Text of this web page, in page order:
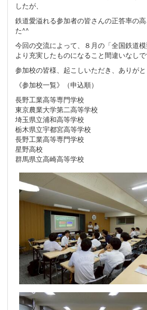
したが、
鉄道愛溢れる参加者の皆さんの正答率の
た^^
今回の交流によって、８月の「全国鉄道
より充実したものになること間違いなしで
参加校の皆様、起こしいただき、ありがと
《参加校一覧》（申込順）
長野工業高等専門学校
東京農業大学第二高等学校
埼玉県立浦和高等学校
栃木県立宇都宮高等学校
長野工業高等専門学校
星野高校
群馬県立高崎高等学校